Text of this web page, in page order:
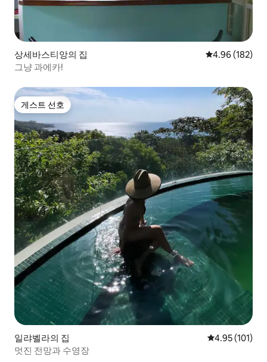
상세바스티앙의 집 평점 4.96점(5
4.96 (182)
그냥 과에카!
게스트 선호
게스트 선호
일랴벨라의 집 평점 4.95점(5
4.95 (101)
멋진 전망과 수영장